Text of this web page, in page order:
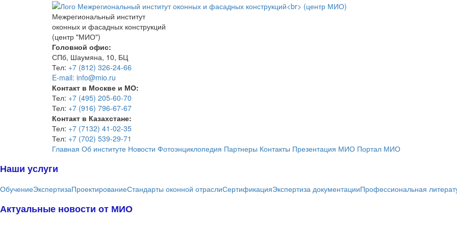
Межрегиональный институт
оконных и фасадных конструкций
(центр "МИО")
Головной офис:
СПб, Шаумяна, 10, БЦ
Тел: +7 (812) 326-24-66
E-mail: info@mio.ru
Контакт в Москве и МО:
Тел: +7 (495) 205-60-70
Тел: +7 (916) 796-67-67
Контакт в Казахстане:
Тел: +7 (7132) 41-02-35
Тел: +7 (702) 539-29-71
Главная Об институте Новости Фотоэнциклопедия Партнеры Контакты Презентация МИО Портал МИО
Наши услуги
ОбучениеЭкспертизаПроектированиеСтандарты оконной отраслиСертификацияЭкспертиза документацииПрофессиональная
Актуальные новости от МИО